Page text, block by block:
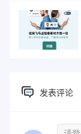
发表评论